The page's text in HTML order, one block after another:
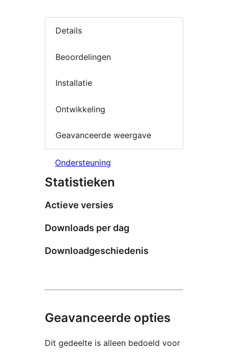
Details
Beoordelingen
Installatie
Ontwikkeling
Geavanceerde weergave
Ondersteuning
Statistieken
Actieve versies
Downloads per dag
Downloadgeschiedenis
Geavanceerde opties
Dit gedeelte is alleen bedoeld voor